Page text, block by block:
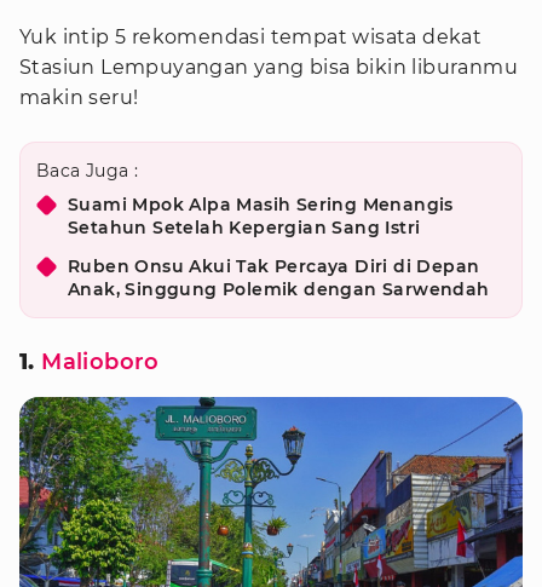
Yuk intip 5 rekomendasi tempat wisata dekat
Stasiun Lempuyangan yang bisa bikin liburanmu
makin seru!
Baca Juga :
Suami Mpok Alpa Masih Sering Menangis
Setahun Setelah Kepergian Sang Istri
Ruben Onsu Akui Tak Percaya Diri di Depan
Anak, Singgung Polemik dengan Sarwendah
1. Malioboro